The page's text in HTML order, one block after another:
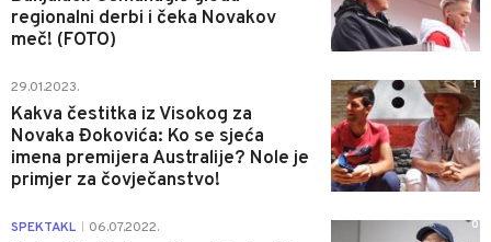
regionalni derbi i čeka Novakov
meč! (FOTO)
29.01.2023.
Kakva čestitka iz Visokog za
Novaka Đokovića: Ko se sjeća
imena premijera Australije? Nole je
primjer za čovječanstvo!
1
SPEKTAKL 06.07.2022. 0